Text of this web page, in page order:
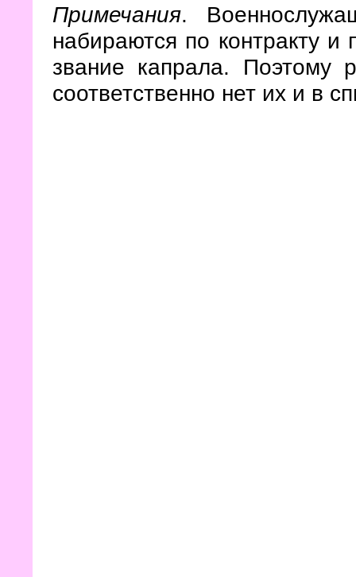
Примечания.
набираются по контракту и
звание капрала. Поэтому
соответственно нет их и в